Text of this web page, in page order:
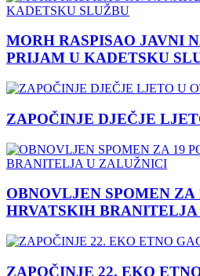
MORH RASPISAO JAVNI
PRIJAM U KADETSKU
ZAPOČINJE DJEČJE
OBNOVLJEN SPOMEN
HRVATSKIH
ZAPOČINJE 22. EKO